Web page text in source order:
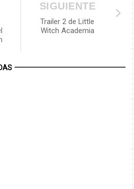
SIGUIENTE
Trailer 2 de Little
Witch Academia